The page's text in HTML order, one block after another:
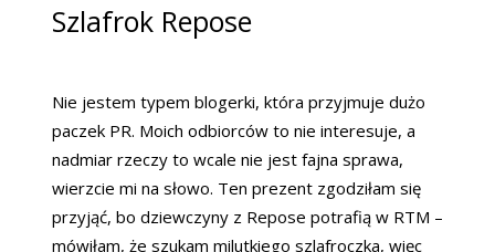
Szlafrok Repose
Nie jestem typem blogerki, która przyjmuje dużo
paczek PR. Moich odbiorców to nie interesuje, a
nadmiar rzeczy to wcale nie jest fajna sprawa,
wierzcie mi na słowo. Ten prezent zgodziłam się
przyjąć, bo dziewczyny z Repose potrafią w RTM –
mówiłam, że szukam milutkiego szlafroczka, więc